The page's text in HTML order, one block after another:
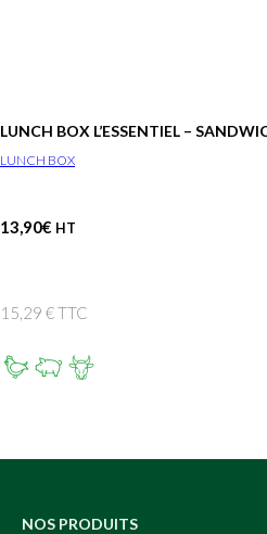
LUNCH BOX L’ESSENTIEL –
LUNCH BOX
13,90€ HT
15,29 € TTC
NOS PRODUITS